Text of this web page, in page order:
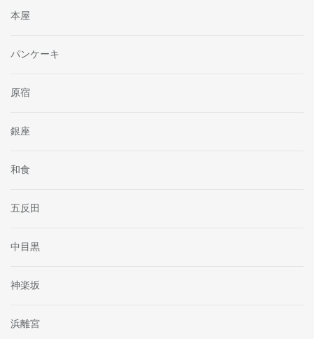
本屋
パンケーキ
原宿
銀座
和食
五反田
中目黒
神楽坂
浜離宮